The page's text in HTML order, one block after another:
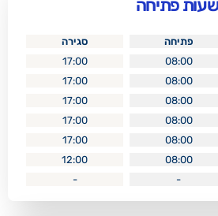
סגירה
17:00
17:00
17:00
17:00
17:00
12:00
-